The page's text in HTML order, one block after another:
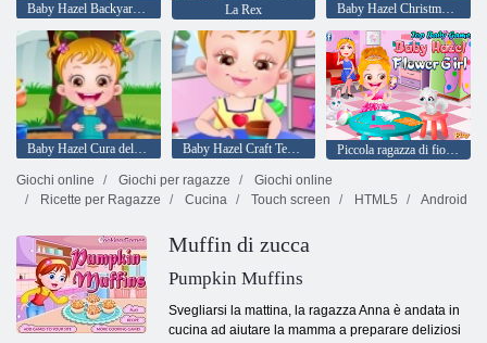
Baby Hazel Backyard partito La Rex Baby Hazel Christmas Time
Baby Hazel Cura dell'igiene Baby Hazel Craft Tempo
Piccola ragazza di fiori nocciola
Giochi online
Giochi per ragazze
Giochi online
Ricette per Ragazze
Cucina Touch screen HTML5 Android
Muffin di zucca
Pumpkin Muffins
Svegliarsi la mattina, la ragazza Anna è andata in
cucina ad aiutare la mamma a preparare deliziosi